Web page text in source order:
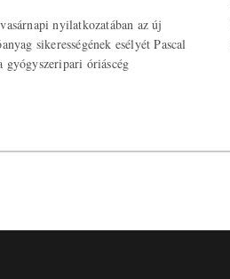
nyilatkozatában az új
sikerességének esélyét Pascal
gyógyszeripari óriáscég